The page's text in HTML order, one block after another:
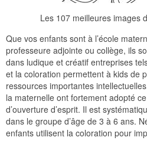
Les 107 meilleures images
Que vos enfants sont à l’école
professeure adjointe ou collège, ils
dans ludique et créatif entreprises
et la coloration permettent à kids de
ressources importantes
la maternelle ont fortement adopté
d’ouverture d’esprit. Il est
dans le groupe d’âge de 3 à 6 ans.
enfants utilisent la coloration pour